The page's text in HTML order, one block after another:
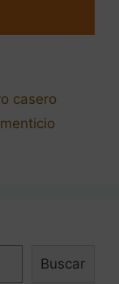
casero
Buscar